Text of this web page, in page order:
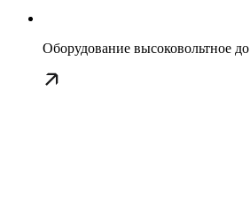
Оборудование высоковольтное